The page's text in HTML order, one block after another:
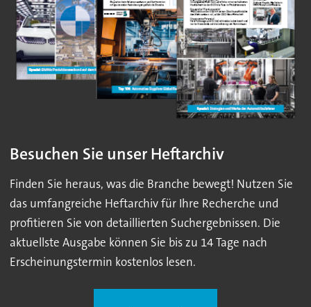
Besuchen Sie unser Heftarchiv
Finden Sie heraus, was die Branche bewegt! Nutzen Sie
das umfangreiche Heftarchiv für Ihre Recherche und
profitieren Sie von detaillierten Suchergebnissen. Die
aktuellste Ausgabe können Sie bis zu 14 Tage nach
Erscheinungstermin kostenlos lesen.